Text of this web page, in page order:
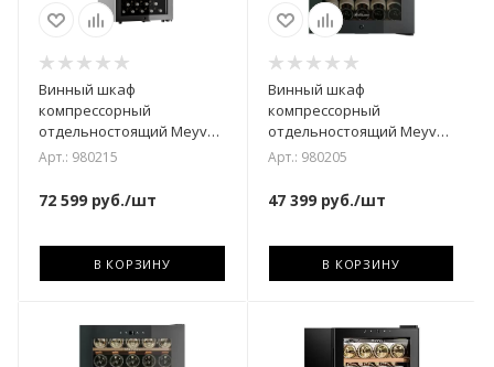
Винный шкаф
компрессорный
отдельностоящий Meyvel
MV105-KBF1
Арт.: 980215
72 599 руб./шт
В КОРЗИНУ
Винный шкаф
компрессорный
отдельностоящий Meyvel
MV52-KBF1
Арт.: 980205
47 399руб./шт
В КОРЗИНУ